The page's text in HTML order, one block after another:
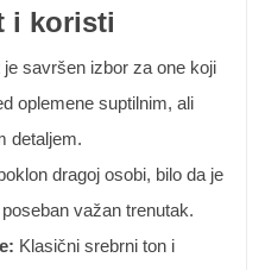
i koristi
savršen izbor za one koji
oplemene suptilnim, ali
detaljem.
dragoj osobi, bilo da je
važan trenutak.
Klasični srebrni ton i